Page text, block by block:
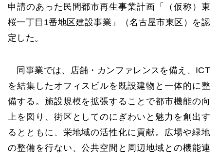
申請のあった民間都市再生事業計画「（仮称）東
桜一丁目1番地区建設事業」（名古屋市東区）を認
定した。
同事業では、店舗・カンファレンスを備え、ICT
を結集したオフィスビルを既設建物と一体的に整
備する。施設規模を拡張することで都市機能の向
上を図り、街区としてのにぎわいと魅力を創出す
るとともに、栄地域の活性化に貢献。広場や緑地
の整備を行ない、公共空間と周辺地域との機能連